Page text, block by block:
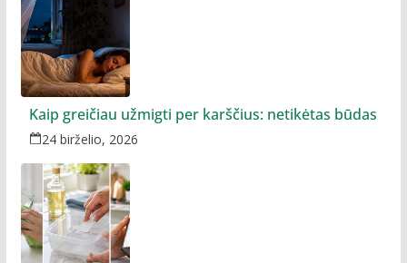
Kaip greičiau užmigti per karščius: netikėtas būdas
24 birželio, 2026